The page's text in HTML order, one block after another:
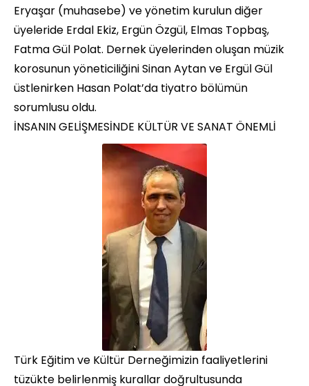
Eryaşar (muhasebe) ve yönetim kurulun diğer
üyeleride Erdal Ekiz, Ergün Özgül, Elmas Topbaş,
Fatma Gül Polat. Dernek üyelerinden oluşan müzik
korosunun yöneticiliğini Sinan Aytan ve Ergül Gül
üstlenirken Hasan Polat’da tiyatro bölümün
sorumlusu oldu.
İNSANIN GELİŞMESİNDE KÜLTÜR VE SANAT ÖNEMLİ
Türk Eğitim ve Kültür Derneğimizin faaliyetlerini
tüzükte belirlenmiş kurallar doğrultusunda